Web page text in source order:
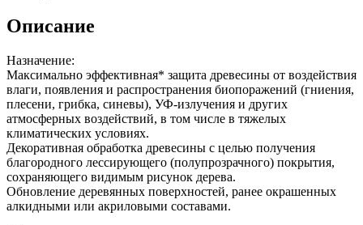
Описание
Назначение:
Максимально эффективная* защита древесины от воздействия
влаги, появления и распространения биопоражений (гниения,
плесени, грибка, синевы), УФ-излучения и других
атмосферных воздействий, в том числе в тяжелых
климатических условиях.
Декоративная обработка древесины с целью получения
благородного лессирующего (полупрозрачного) покрытия,
сохраняющего видимым рисунок дерева.
Обновление деревянных поверхностей, ранее окрашенных
алкидными или акриловыми составами.